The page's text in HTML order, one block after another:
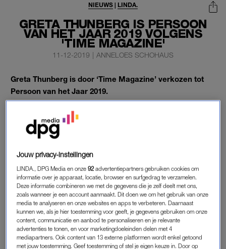
GRETA THUNBERG IS PERSOON
VAN HET JAAR 2019 VOLGENS
'TIME MAGAZINE'
NIEUWS | LINDA.
11-12-2019 | ANNELOES SCHOHAUS
Greta Thunberg is door ‘Time Magazine’ verkozen tot
Persoon van het Jaar 2019.
Het Amerikaanse weekblad maakte het nieuws woensdag
bekend.
GRETA THUNBERG
Thunberg is de jongste persoon ooit die de titel heeft
gekregen. De Zweedse klimaatactivist is verkozen wegens
haar inzet voor het klimaat en de beweging die ze daarmee
heeft losgemaakt.Time Magazinenoemt 2019 het ‘jaar van de
klimaatcrisis’.
Hoofdredacteur Edward Felsenthal schrijft dat zinvolle
Jouw privacy-instellingen
LINDA., DPG Media en onze92 advertentiepartners gebruiken cookies om
informatie over je apparaat, locatie, browser en surfgedrag te verzamelen.
Deze informatie combineren we met de gegevens die je zelf deelt met ons,
zoals wanneer je een account aanmaakt. Dit doen we om het gebruik van onze
media te analyseren en onze websites en apps te verbeteren. Daarnaast
kunnen we, als je hier toestemming voor geeft, je gegevens gebruiken om onze
content, communicatie en aanbod te personaliseren en je relevante
advertenties te tonen, en voor marketingdoeleinden delen met 4
mediapartners. Ook content van 13 externe platformen wordt enkel getoond
met jouw toestemming. Geef toestemming of stel je eigen keuze in. Door op